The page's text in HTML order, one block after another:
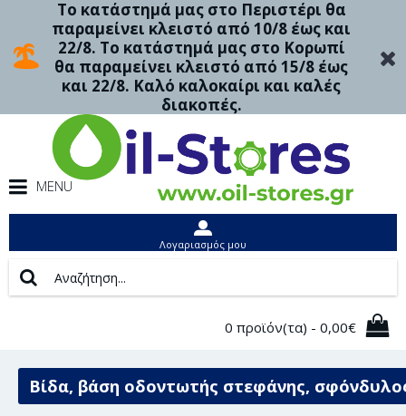
Το κατάστημά μας στο Περιστέρι θα
παραμείνει κλειστό από 10/8 έως και
22/8. Το κατάστημά μας στο Κορωπί
θα παραμείνει κλειστό από 15/8 έως
και 22/8. Καλό καλοκαίρι και καλές
διακοπές.
MENU
Λογαριασμός μου
0 προϊόν(τα) - 0,00€
Βίδα, βάση οδοντωτής στεφάνης,